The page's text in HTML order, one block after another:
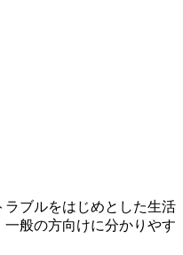
ブルをはじめとした生活
一般の方向けに分かりやす